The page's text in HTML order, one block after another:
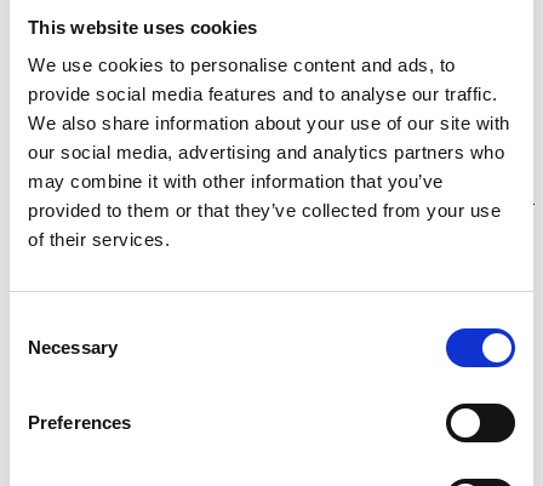
This website uses cookies
We use cookies to personalise content and ads, to
provide social media features and to analyse our traffic.
We also share information about your use of our site with
our social media, advertising and analytics partners who
may combine it with other information that you’ve
provided to them or that they’ve collected from your use
of their services.
Selection
Necessary
Preferences
+358 10 214 3268
Liputusilmoitukset
Osakkeenomistajia pyydetään toimittamaan
liputusilmoitukset sähköpostilla
osoitteeseen
communications@suominencorp.com .
Muut kysymykset ja tiedustelut
communications@suominencorp.com